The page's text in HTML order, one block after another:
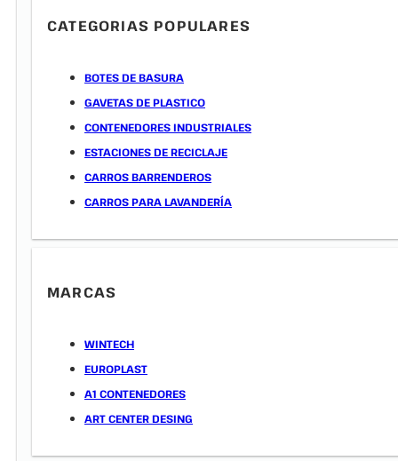
CATEGORIAS POPULARES
BOTES DE BASURA
GAVETAS DE PLASTICO
CONTENEDORES INDUSTRIALES
ESTACIONES DE RECICLAJE
CARROS BARRENDEROS
CARROS PARA LAVANDERÍA
MARCAS
WINTECH
EUROPLAST
A1 CONTENEDORES
ART CENTER DESING